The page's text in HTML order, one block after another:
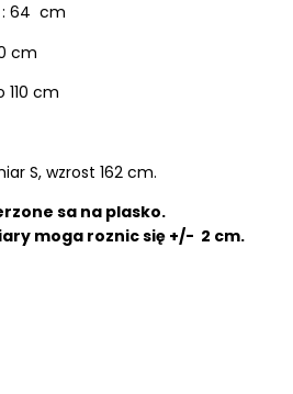
: 64 cm
cm
cm
S, wzrost 162 cm.
sa na plasko.
moga roznic się +/- 2 cm.